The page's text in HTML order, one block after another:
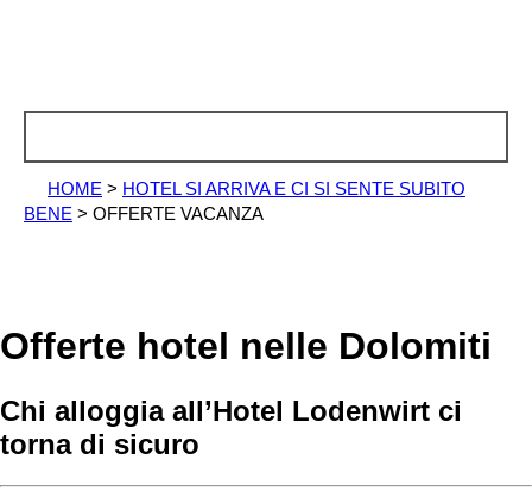
HOME > HOTEL SI ARRIVA E CI SI SENTE SUBITO
BENE > OFFERTE VACANZA
Offerte hotel nelle Dolomiti
Chi alloggia all’Hotel Lodenwirt ci
torna di sicuro